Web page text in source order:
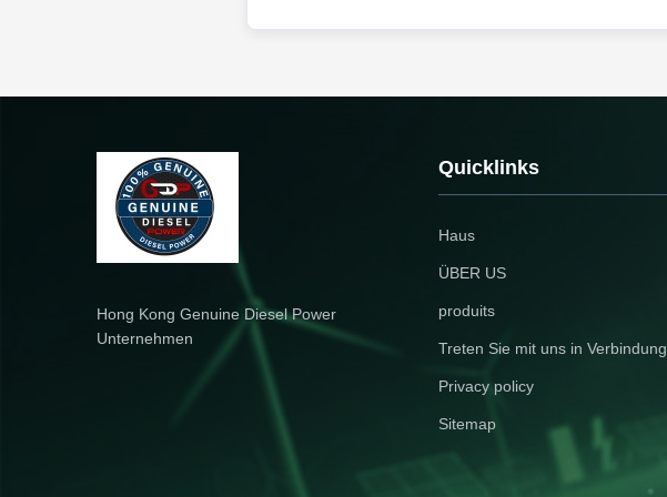
Hong Kong Genuine Diesel Power
Unternehmen
Quicklinks
Haus
ÜBER US
produits
Treten Sie mit uns in Verbindung
Privacy policy
Sitemap